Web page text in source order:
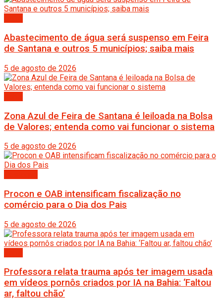
Abastecimento de água será suspenso em Feira
de Santana e outros 5 municípios; saiba mais
5 de agosto de 2026
Zona Azul de Feira de Santana é leiloada na Bolsa
de Valores; entenda como vai funcionar o sistema
5 de agosto de 2026
Procon e OAB intensificam fiscalização no
comércio para o Dia dos Pais
5 de agosto de 2026
Professora relata trauma após ter imagem usada
em vídeos pornôs criados por IA na Bahia: ‘Faltou
ar, faltou chão’